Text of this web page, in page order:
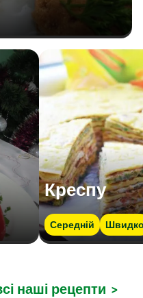
Креспу
Середній
наші рецепти >